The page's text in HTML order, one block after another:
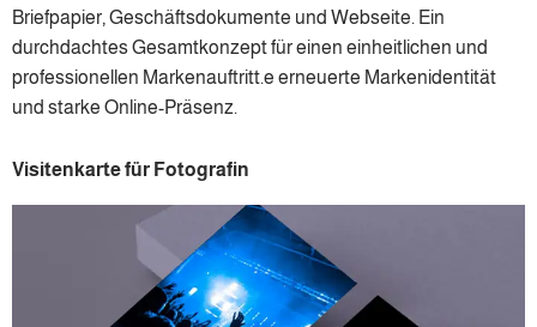
Briefpapier, Geschäftsdokumente und Webseite. Ein
durchdachtes Gesamtkonzept für einen einheitlichen und
professionellen Markenauftritt.e erneuerte Markenidentität
und starke Online-Präsenz.
Visitenkarte für Fotografin